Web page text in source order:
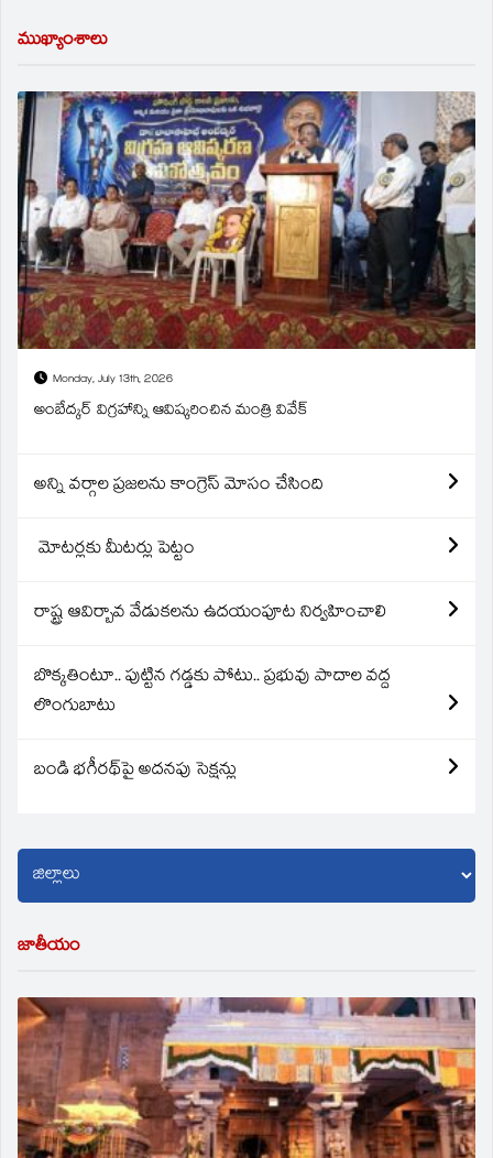
ముఖ్యాంశాలు
Monday, July 13th, 2026
అంబేద్కర్ విగ్రహాన్ని ఆవిష్కరించిన మంత్రి వివేక్
అన్ని వర్గాల ప్రజలను కాంగ్రెస్ మోసం చేసింది
మోటర్లకు మీటర్లు పెట్టం
రాష్ట్ర ఆవిర్బావ వేడుకలను ఉదయంపూట నిర్వహించాలి
బొక్కతింటూ.. పుట్టిన గడ్డకు పోటు.. ప్రభువు పాదాల వద్ద
లొంగుబాటు
బండి భగీరథ్‌పై అదనపు సెక్షన్లు
జాతీయం